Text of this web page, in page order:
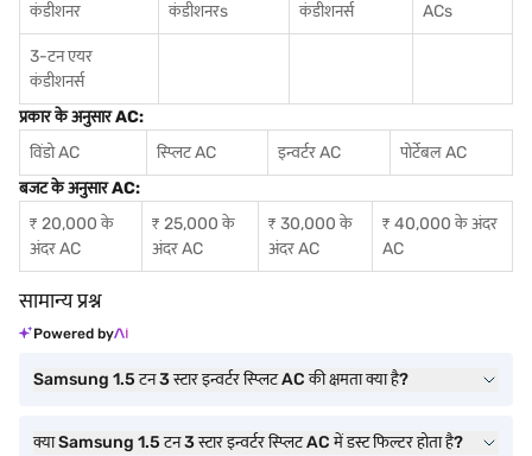
कंडीशनर
कंडीशनरs
कंडीशनर्स
ACs
3-टन एयर
कंडीशनर्स
प्रकार के अनुसार AC:
विंडो AC
स्प्लिट AC इन्वर्टर AC
पोर्टेबल AC
बजट के अनुसार AC:
₹ 20,000 के
अंदर AC
₹ 25,000 के
अंदर AC
₹ 30,000 के
अंदर AC
₹ 40,000 के अंदर
AC
सामान्य प्रश्न
Powered by
Samsung 1.5 टन 3 स्टार इन्वर्टर स्प्लिट AC की क्षमता क्या है?
क्या Samsung 1.5 टन 3 स्टार इन्वर्टर स्प्लिट AC में डस्ट फिल्टर होता है?